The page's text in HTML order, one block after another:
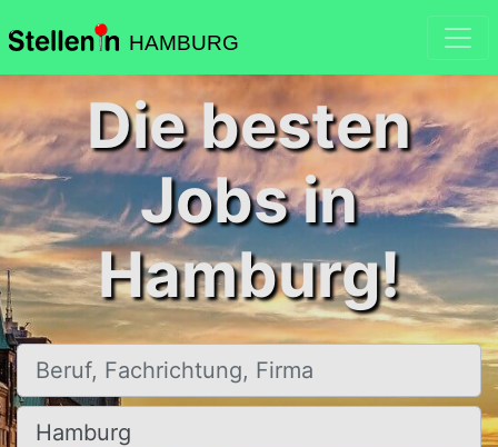
HAMBURG
Die besten
Jobs in
Hamburg!
Beruf, Fachrichtung, Firma
Ort, Stadt